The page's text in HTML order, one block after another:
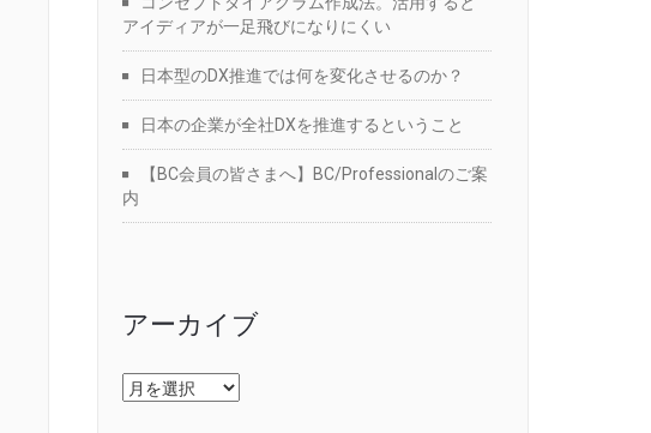
アイディアが一足飛びになりにくい
日本型のDX推進では何を変化させるのか？
日本の企業が全社DXを推進するということ
【BC会員の皆さまへ】BC/Professionalのご案
内
アーカイブ
ア
ー